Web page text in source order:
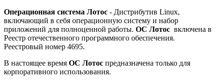
Операционная система Лотос - Дистрибутив Linux,
включающий в себя операционную систему и набор
приложений для полноценной работы. ОС Лотос включена в
Реестр отечественного программного обеспечения.
Реестровый номер 4695.
В настоящее время ОС Лотос предназначена только для
корпоративного использования.